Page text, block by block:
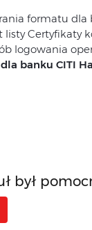
formatu dla
listy Certyfikaty
logowania
banku CITI
był